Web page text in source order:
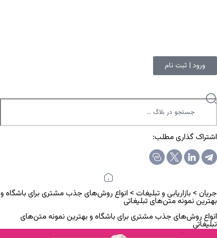
ورود | ثبت نام
اشتراک گذاری مطلب:
جریان > بازاریابی و تبلیغات > انواع روش‌های جذب مشتری برای باشگاه و
بهترین نمونه متن‌های تبلیغاتی
انواع روش‌های جذب مشتری برای باشگاه و بهترین نمونه متن‌های
تبلیغاتی